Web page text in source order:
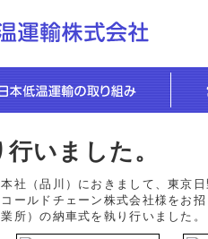
いました。
社（品川）におきまして、東京
ールドチェーン株式会社様をお
所）の納車式を執り行いました。